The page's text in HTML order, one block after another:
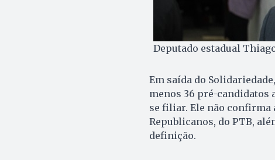
Deputado estadual
Em saída do
menos 36 pré-candidatos
se filiar. Ele não confirma
Republicanos, do PTB,
definição.